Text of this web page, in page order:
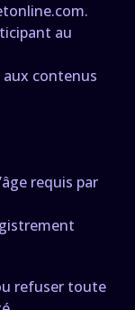
au
contenus
requis par
refuser toute